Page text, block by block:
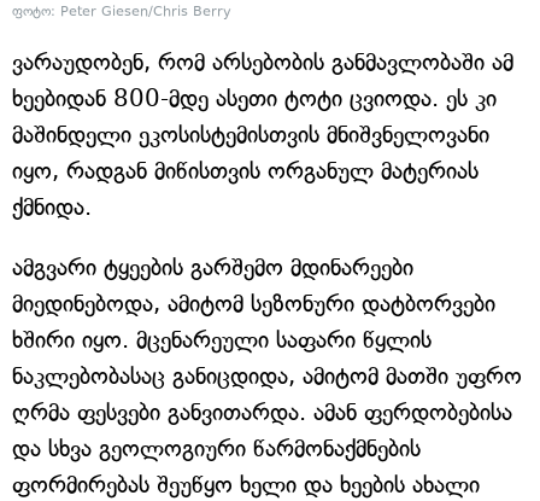
ფოტო: Peter Giesen/Chris Berry
ვარაუდობენ, რომ არსებობის განმავლობაში ამ
ხეებიდან 800-მდე ასეთი ტოტი ცვიოდა. ეს კი
მაშინდელი ეკოსისტემისთვის მნიშვნელოვანი
იყო, რადგან მიწისთვის ორგანულ მატერიას
ქმნიდა.
ამგვარი ტყეების გარშემო მდინარეები
მიედინებოდა, ამიტომ სეზონური დატბორვები
ხშირი იყო. მცენარეული საფარი წყლის
ნაკლებობასაც განიცდიდა, ამიტომ მათში უფრო
ღრმა ფესვები განვითარდა. ამან ფერდობებისა
და სხვა გეოლოგიური წარმონაქმნების
ფორმირებას შეუწყო ხელი და ხეების ახალი